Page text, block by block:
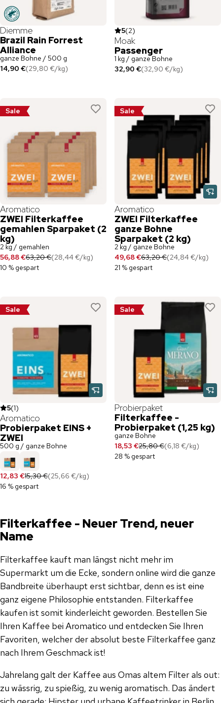
Diemme
Brazil Rain Forrest
Alliance
ganze Bohne / 500 g
14,90 €(29,80 €/kg)
5(2)
Moak
Passenger
1 kg / ganze Bohne
32,90 €(32,90 €/kg)
Sale
Aromatico
ZWEI Filterkaffee
gemahlen Sparpaket (2
kg)
2 kg / gemahlen
56,88 €63,20 €(28,44 €/kg)
10 % gespart
Sale
Aromatico
ZWEI Filterkaffee
ganze Bohne
Sparpaket (2 kg)
2 kg / ganze Bohne
49,68 €63,20 €(24,84 €/kg)
21 % gespart
Sale
5(1)
Aromatico
Probierpaket EINS +
ZWEI
500 g / ganze Bohne
12,83 €15,30 €(25,66 €/kg)
16 % gespart
Sale
Probierpaket
Filterkaffee -
Probierpaket (1,25 kg)
ganze Bohne
18,53 €25,80 €(6,18 €/kg)
28 % gespart
Filterkaffee - Neuer Trend, neuer
Name
Filterkaffee kauft man längst nicht mehr im
Supermarkt um die Ecke, sondern online wird die ganze
Bandbreite überhaupt erst sichtbar, denn es ist eine
ganz eigene Philosophie entstanden. Filterkaffee
kaufen ist somit kinderleicht geworden. Bestellen Sie
Ihren Kaffee bei Aromatico und entdecken Sie Ihren
Favoriten, welcher der absolut beste Filterkaffee ganz
nach Ihrem Geschmack ist!
Jahrelang galt der Kaffee aus Omas altem Filter als out:
zu wässrig, zu spießig, zu wenig aromatisch. Das ändert